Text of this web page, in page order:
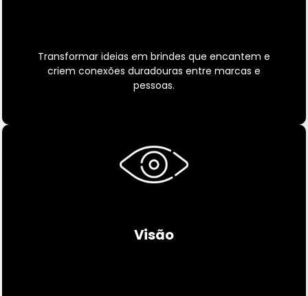
Transformar ideias em brindes que encantem e
criem conexões duradouras entre marcas e
pessoas.
Visão